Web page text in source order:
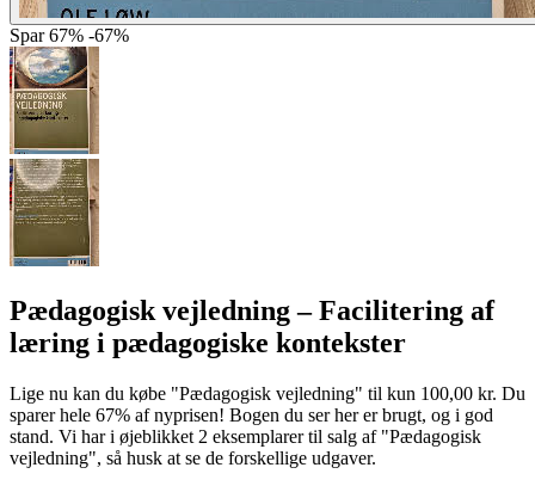
Spar 67% -67%
Pædagogisk vejledning– Facilitering af
læring i pædagogiske kontekster
Lige nu kan du købe "Pædagogisk vejledning" til kun 100,00 kr. Du
sparer hele 67% af nyprisen! Bogen du ser her er brugt, og i god
stand. Vi har i øjeblikket 2 eksemplarer til salg af "Pædagogisk
vejledning", så husk at se de forskellige udgaver.